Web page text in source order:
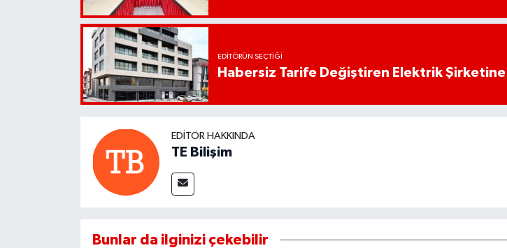
EDITÖRÜN SEÇTIĞI
Habersiz Tarife Değiştiren Elektrik Şirketine
EDITÖR HAKKINDA
TE Bilişim
Bunlar da ilginizi çekebilir